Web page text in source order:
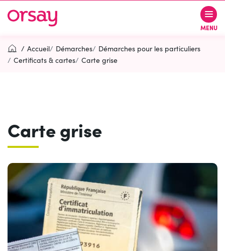
navigation
au
au
page
Ville d’Orsay MENU
Contactez-nous
Accueil Démarches
Démarches pour les particuliers
Certificats & cartes
Carte grise
Carte grise